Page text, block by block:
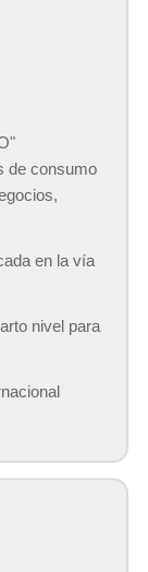
de consumo
en la vía
nivel para